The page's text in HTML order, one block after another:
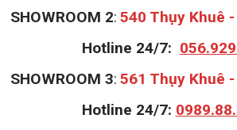
SHOWROOM 2: 540 Thụy Khuê
Hotline 24/7:
SHOWROOM 3: 561 Thụy Khuê
Hotline 24/7: